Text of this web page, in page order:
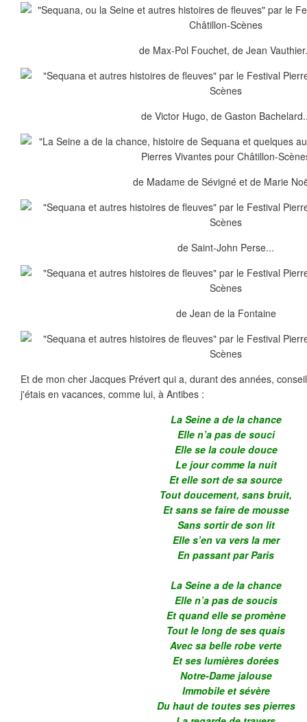
de Max-Pol Fouchet, de Jean
de Victor Hugo, de Gaston
de Madame de Sévigné et de Marie
de Saint-John Perse...
de Jean de la Fontaine
Et de mon cher Jacques Prévert qui a, durant des années,
j'étais en vacances, comme lui, à Antibes :
La Seine a de la chance
Elle n’a pas de souci
Elle se la coule douce
Le jour comme la nuit
Et elle sort de sa source
Tout doucement, sans bruit,
Et sans se faire de mousse
Sans sortir de son lit
Elle s’en va vers la mer
En passant par Paris
La Seine a de la chance
Elle n’a pas de soucis
Et quand elle se promène
Tout le long de ses quais
Avec sa belle robe verte
Et ses lumières dorées
Notre-Dame jalouse
Immobile et sévère
Du haut de toutes ses pierres